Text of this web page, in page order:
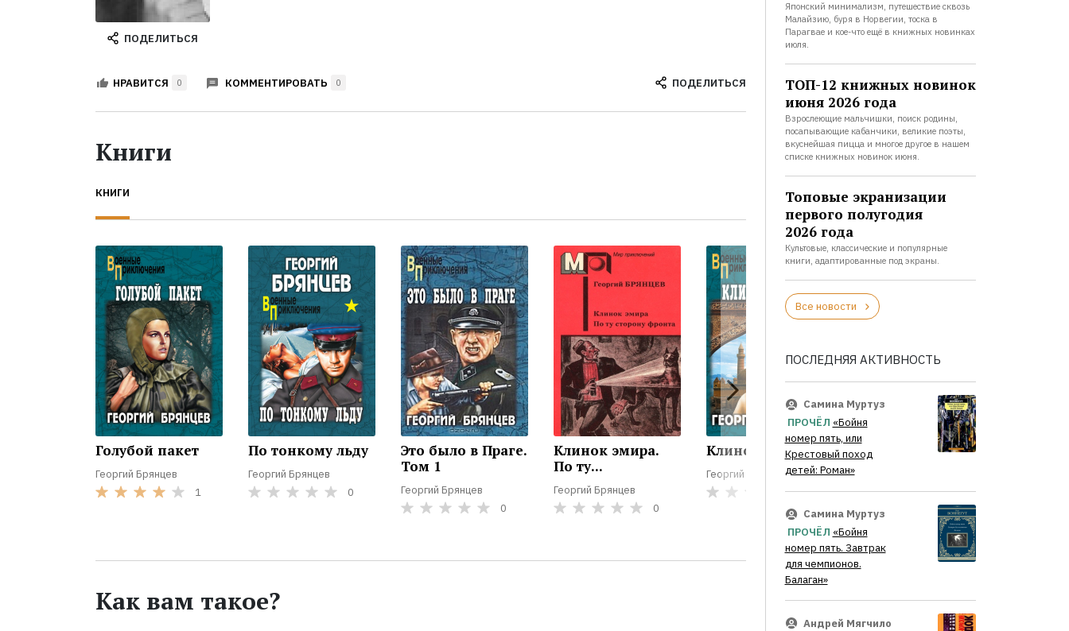
ПОДЕЛИТЬСЯ
НРАВИТСЯ 0 КОММЕНТИРОВАТЬ 0 ПОДЕЛИТЬСЯ
Книги
КНИГИ
Голубой пакет
Георгий Брянцев
1
По тонкому льду
Георгий Брянцев
0
Это было в Праге.
Том 1
Георгий Брянцев
0
Клинок эмира.
По ту...
Георгий Брянцев
0
Клинок эмира
Георгий Брянцев
0
Конец «осиного
Георгий Брянцев
0
Как вам такое?
Японский минимализм, путешествие сквозь
Малайзию, буря в Норвегии, тоска в
Парагвае и кое-что ещё в книжных новинках
июля.
ТОП-12 книжных новинок
июня 2026 года
Взрослеющие мальчишки, поиск родины,
посапывающие кабанчики, великие поэты,
вкуснейшая пицца и многое другое в нашем
списке книжных новинок июня.
Топовые экранизации
первого полугодия
2026 года
Культовые, классические и популярные
книги, адаптированные под экраны.
Все новости
ПОСЛЕДНЯЯ АКТИВНОСТЬ
Самина Муртуз
ПРОЧЁЛ «Бойня
номер пять, или
Крестовый поход
детей: Роман»
Самина Муртуз
ПРОЧЁЛ «Бойня
номер пять. Завтрак
для чемпионов.
Балаган»
Андрей Мягчило